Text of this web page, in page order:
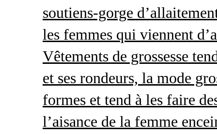
soutiens-gorge
les femmes qui viennent
Vêtements de grossesse
et ses rondeurs, la mode
formes et tend à les faire
l’aisance de la femme